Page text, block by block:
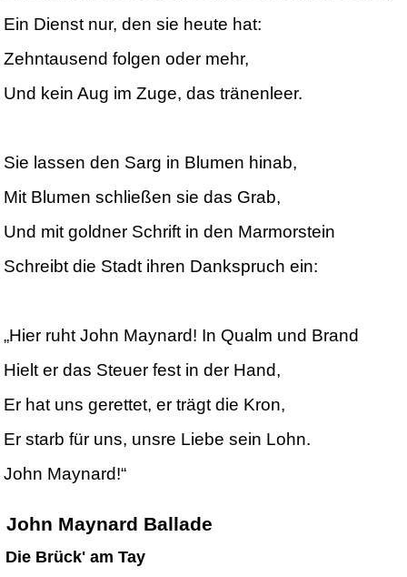
Ein Dienst nur, den sie heute hat:
Zehntausend folgen oder mehr,
Und kein Aug im Zuge, das tränenleer.
Sie lassen den Sarg in Blumen hinab,
Mit Blumen schließen sie das Grab,
Und mit goldner Schrift in den Marmorstein
Schreibt die Stadt ihren Dankspruch ein:
„Hier ruht John Maynard! In Qualm und Brand
Hielt er das Steuer fest in der Hand,
Er hat uns gerettet, er trägt die Kron,
Er starb für uns, unsre Liebe sein Lohn.
John Maynard!“
John Maynard Ballade
Die Brück' am Tay